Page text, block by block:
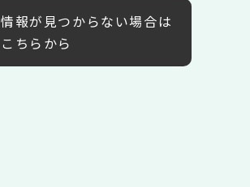
情報が見つからない場合は
こちらから